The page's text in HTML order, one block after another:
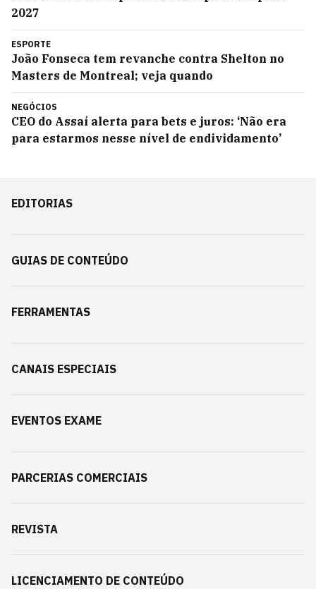
2027
ESPORTE
João Fonseca tem revanche contra Shelton no
Masters de Montreal; veja quando
NEGÓCIOS
CEO do Assaí alerta para bets e juros: ‘Não era
para estarmos nesse nível de endividamento’
EDITORIAS
GUIAS DE CONTEÚDO
FERRAMENTAS
CANAIS ESPECIAIS
EVENTOS EXAME
PARCERIAS COMERCIAIS
REVISTA
LICENCIAMENTO DE CONTEÚDO